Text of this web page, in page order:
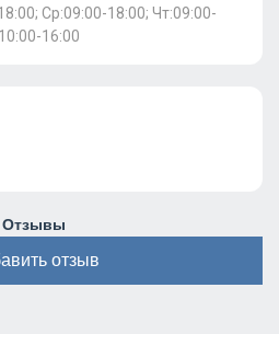
Ср:09:00-18:00; Чт:09:00-
16:00
Отзывы
отзыв